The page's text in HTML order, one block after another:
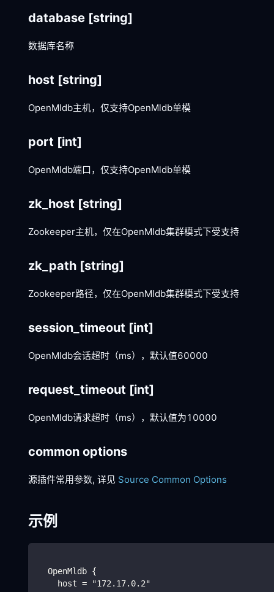
database [string]
数据库名称
host [string]
OpenMldb主机，仅支持OpenMldb单模
port [int]
OpenMldb端口，仅支持OpenMldb单模
zk_host [string]
Zookeeper主机，仅在OpenMldb集群模式下受支持
zk_path [string]
Zookeeper路径，仅在OpenMldb集群模式下受支持
session_timeout [int]
OpenMldb会话超时（ms），默认值60000
request_timeout [int]
OpenMldb请求超时（ms），默认值为10000
common options
源插件常用参数, 详见 Source Common Options
示例
  OpenMldb {
    host = "172.17.0.2"